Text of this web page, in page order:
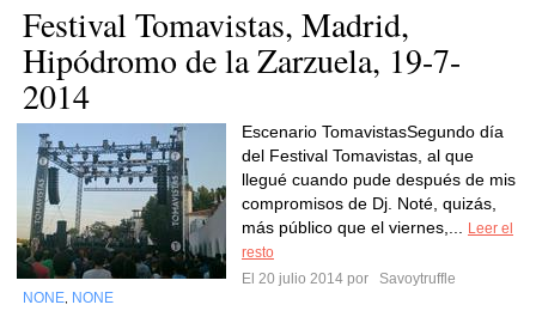
Festival Tomavistas, Madrid,
Hipódromo de la Zarzuela, 19-7-
2014
Escenario TomavistasSegundo día
del Festival Tomavistas, al que
llegué cuando pude después de mis
compromisos de Dj. Noté, quizás,
más público que el viernes,...
Leer el
resto
El 20 julio 2014 por
Savoytruffle
NONE NONE